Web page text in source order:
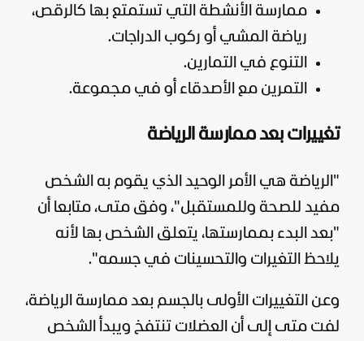
ممارسة الأنشطة التي تستمتع بها كالرقص،
رياضة المشي أو ركوب الدراجات.
التنوع في التمارين.
التمرين مع الأصدقاء أو في مجموعة.
تغييرات بعد ممارسة الرياضة
"الرياضة هي الأمر الوحيد الذي يقوم به الشخص
مفيد للصحة وللمستقبل"، وفق متى، متابعا أن
"بعد البدء بممارستها، يتعلق الشخص بها لأنه
يلاحظ التغيرات والتحسينات في جسمه".
وعن التغييرات الأولى بالجسم بعد ممارسة الرياضة،
لفت متى إلى أن العضلات تنتفخ ويبدأ الشخص